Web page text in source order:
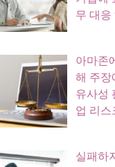
무 대응
아마존
해 주장
유사성
업 리스
실패하